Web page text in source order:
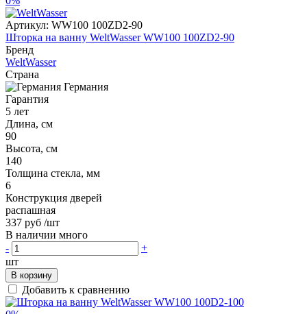
Артикул: WW100 100ZD2-90
Шторка на ванну WeltWasser WW100 100ZD2-90
Бренд
WeltWasser
Страна
Германия
Гарантия
5 лет
Длина, см
90
Высота, см
140
Толщина стекла, мм
6
Конструкция дверей
распашная
337 руб /шт
В наличии много
-
+
шт
В корзину
Добавить к сравнению